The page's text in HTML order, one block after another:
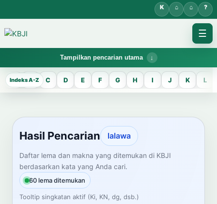
☰
Tampilkan pencarian utama
KBJI WORKSPACE
Hasil Pencarian
Temukan lema Jawa dan maknanya dalam bahasa Indonesia saat
mengelola data Kamus Bahasa Jawa-Indonesia.
CARI LEMA JAWA
Masukkan kata Jawa
A B C D E F G H I J K L
Hasil Pencarian lalawa
Daftar lema dan makna yang ditemukan di KBJI
berdasarkan kata yang Anda cari.
60 lema ditemukan
Tooltip singkatan aktif (Ki, KN, dg, dsb.)